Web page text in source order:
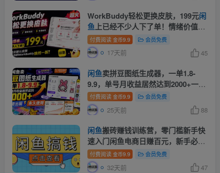
WorkBuddy轻松更换皮肤，199元闲
鱼上已经不少人下了单！情绪价值拉
满，WorkBuddy Theme Manager
付费阅读 金币9.9 会员免费
17天前 45
闲鱼卖拼豆图纸生成器，一单1.8-
9.9，单号月收益居然达到2000+一键
出图永久使用
付费阅读 金币9.9 会员免费
25天前 88
闲鱼搬砖赚钱训练营，零门槛新手快
速入门闲鱼电商日赚百元，新手必看
教程
付费阅读 金币9.9 会员免费
32天前 47